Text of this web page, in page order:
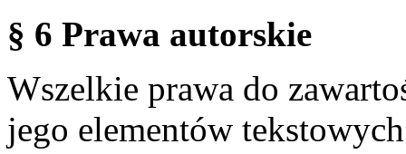
§ 6 Prawa autorskie
Wszelkie prawa do
jego elementów